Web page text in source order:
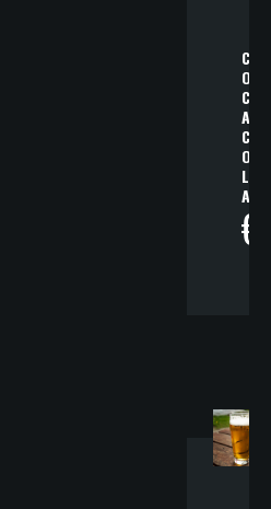
C
O
C
A
C
O
L
A
€